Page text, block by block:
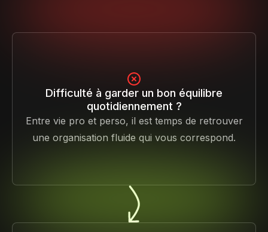
Difficulté à garder un bon équilibre
quotidiennement ?
Entre vie pro et perso, il est temps de retrouver
une organisation fluide qui vous correspond.